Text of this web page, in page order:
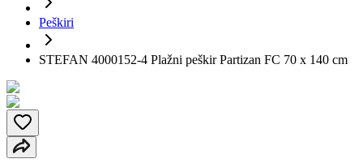
Peškiri
STEFAN 4000152-4 Plažni peškir Partizan FC 70 x 140 cm